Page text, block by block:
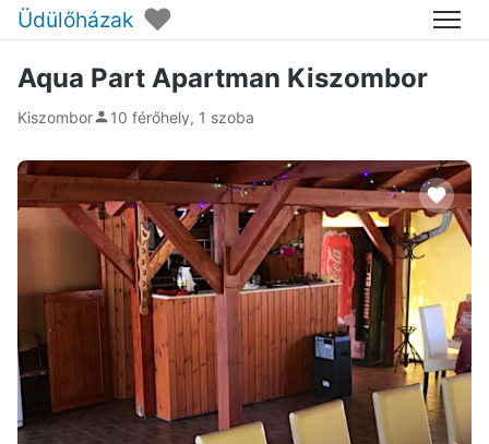
Üdülőházak ♥ Menü
Aqua Part Apartman Kiszombor
Kiszombor 10 férőhely, 1 szoba